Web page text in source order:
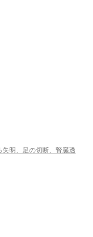
明、足の切断、腎臓透